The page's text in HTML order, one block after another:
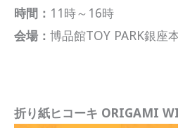
時間： 11時～16時
会場： 博品館TOY PARK銀座
折り紙ヒコーキ ORIGAMI